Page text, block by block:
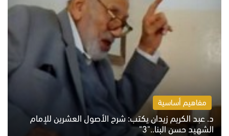
مفاهيم أساسية
د. عبد الكريم زيدان يكتب: شرح الأصول العشرين للإمام
الشهيد حسن البنا.."3"